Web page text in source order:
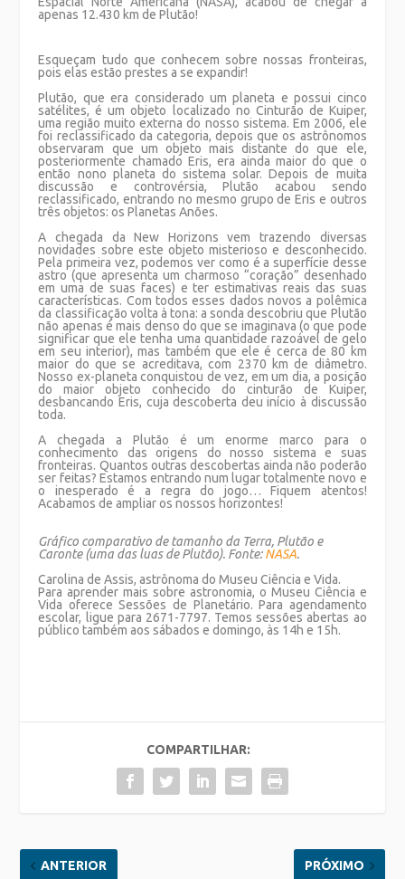
apenas 12.430 km de Plutão!
Esqueçam tudo que conhecem sobre nossas fronteiras,
pois elas estão prestes a se expandir!
Plutão, que era considerado um planeta e possui cinco
satélites, é um objeto localizado no Cinturão de Kuiper,
uma região muito externa do nosso sistema. Em 2006, ele
foi reclassificado da categoria, depois que os astrônomos
observaram que um objeto mais distante do que ele,
posteriormente chamado Eris, era ainda maior do que o
então nono planeta do sistema solar. Depois de muita
discussão e controvérsia, Plutão acabou sendo
reclassificado, entrando no mesmo grupo de Eris e outros
três objetos: os Planetas Anões.
A chegada da New Horizons vem trazendo diversas
novidades sobre este objeto misterioso e desconhecido.
Pela primeira vez, podemos ver como é a superfície desse
astro (que apresenta um charmoso “coração” desenhado
em uma de suas faces) e ter estimativas reais das suas
características. Com todos esses dados novos a polêmica
da classificação volta à tona: a sonda descobriu que Plutão
não apenas é mais denso do que se imaginava (o que pode
significar que ele tenha uma quantidade razoável de gelo
em seu interior), mas também que ele é cerca de 80 km
maior do que se acreditava, com 2370 km de diâmetro.
Nosso ex-planeta conquistou de vez, em um dia, a posição
do maior objeto conhecido do cinturão de Kuiper,
desbancando Eris, cuja descoberta deu início à discussão
toda.
A chegada a Plutão é um enorme marco para o
conhecimento das origens do nosso sistema e suas
fronteiras. Quantos outras descobertas ainda não poderão
ser feitas? Estamos entrando num lugar totalmente novo e
o inesperado é a regra do jogo… Fiquem atentos!
Acabamos de ampliar os nossos horizontes!
Gráfico comparativo de tamanho da Terra, Plutão e
Caronte (uma das luas de Plutão). Fonte:NASA.
Carolina de Assis, astrônoma do Museu Ciência e Vida.
Para aprender mais sobre astronomia, o Museu Ciência e
Vida oferece Sessões de Planetário. Para agendamento
escolar, ligue para 2671-7797. Temos sessões abertas ao
público também aos sábados e domingo, às 14h e 15h.
COMPARTILHAR:
ANTERIOR PRÓXIMO